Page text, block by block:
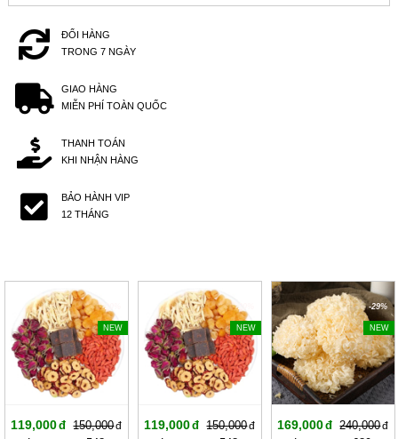
ĐỔI HÀNG
TRONG 7 NGÀY
GIAO HÀNG
MIỄN PHÍ TOÀN QUỐC
THANH TOÁN
KHI NHẬN HÀNG
BẢO HÀNH VIP
12 THÁNG
-20%
NEW
119,000
150,000
-20%
NEW
119,000
150,000
-29%
NEW
169,000
240,000